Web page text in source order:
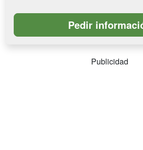
Publicidad